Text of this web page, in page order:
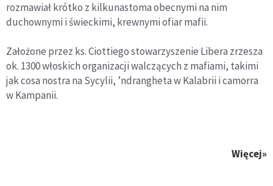
rozmawiał krótko z kilkunastoma obecnymi na nim
duchownymi i świeckimi, krewnymi ofiar mafii.
Założone przez ks. Ciottiego stowarzyszenie Libera zrzesza
ok. 1300 włoskich organizacji walczących z mafiami, takimi
jak cosa nostra na Sycylii, ’ndrangheta w Kalabrii i camorra
w Kampanii.
Więcej»